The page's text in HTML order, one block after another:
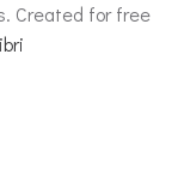
Created for free